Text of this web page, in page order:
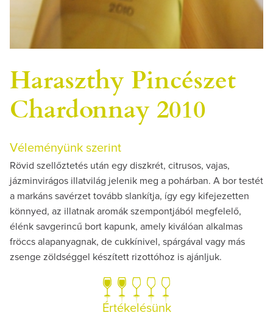
Haraszthy Pincészet
Chardonnay 2010
Véleményünk szerint
Rövid szellőztetés után egy diszkrét, citrusos, vajas,
jázminvirágos illatvilág jelenik meg a pohárban. A bor testét
a markáns savérzet tovább slankítja, így egy kifejezetten
könnyed, az illatnak aromák szempontjából megfelelő,
élénk savgerincű bort kapunk, amely kiválóan alkalmas
fröccs alapanyagnak, de cukkínivel, spárgával vagy más
zsenge zöldséggel készített rizottóhoz is ajánljuk.
Értékelésünk